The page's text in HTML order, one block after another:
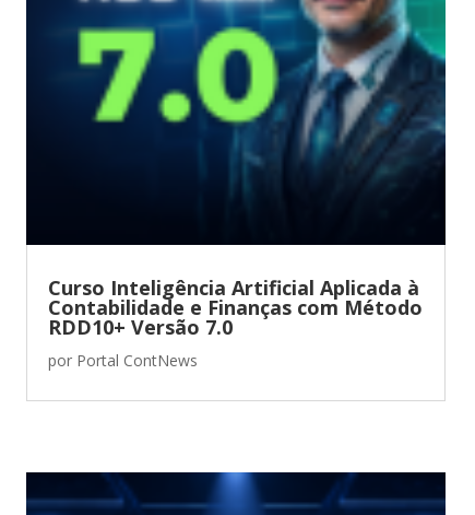
Curso Inteligência Artificial Aplicada à
Contabilidade e Finanças com Método
RDD10+ Versão 7.0
por Portal ContNews